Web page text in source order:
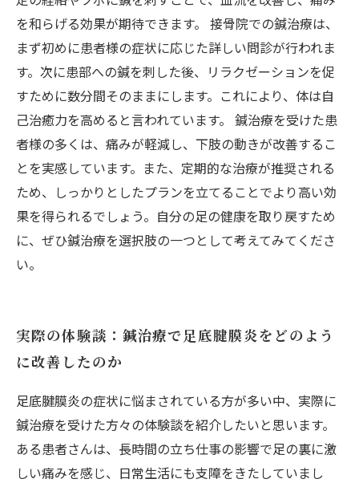
を和らげる効果が期待できます。 接骨院での鍼治療は、
まず初めに患者様の症状に応じた詳しい問診が行われま
す。次に患部への鍼を刺した後、リラクゼーションを促
すために数分間そのままにします。これにより、体は自
己治癒力を高めると言われています。 鍼治療を受けた患
者様の多くは、痛みが軽減し、下肢の動きが改善するこ
とを実感しています。また、定期的な治療が推奨される
ため、しっかりとしたプランを立てることでより高い効
果を得られるでしょう。自分の足の健康を取り戻すため
に、ぜひ鍼治療を選択肢の一つとして考えてみてくださ
い。
実際の体験談：鍼治療で足底腱膜炎をどのよう
に改善したのか
足底腱膜炎の症状に悩まされている方が多い中、実際に
鍼治療を受けた方々の体験談を紹介したいと思います。
ある患者さんは、長時間の立ち仕事の影響で足の裏に激
しい痛みを感じ、日常生活にも支障をきたしていまし